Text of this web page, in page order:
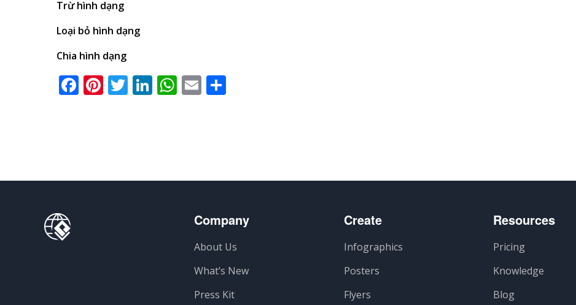
Trừ hình dạng
Loại bỏ hình dạng
Chia hình dạng
Facebook
Pinterest
Twitter
LinkedIn
WhatsApp
Email
Company
About Us
What’s New
Press Kit
Create
Infographics
Posters
Flyers
Resources
Pricing
Knowledge
Blog